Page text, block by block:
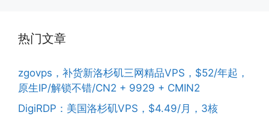
热门文章
zgovps，补货新洛杉矶三网精品VPS，$52/年起，
原生IP/解锁不错/CN2 + 9929 + CMIN2
DigiRDP：美国洛杉矶VPS，$4.49/月，3核